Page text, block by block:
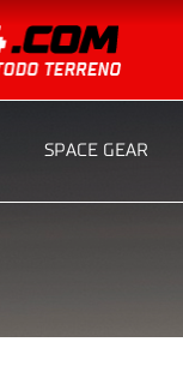
SPACE GEAR